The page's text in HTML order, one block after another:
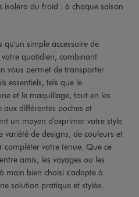
isolera du froid : à chaque saison
qu'un simple accessoire de
quotidien, combinant
vous permet de transporter
essentiels, tels que le
et le maquillage, tout en les
différentes poches et
un moyen d'exprimer votre style
variété de designs, de couleurs et
votre tenue. Que ce
amis, les voyages ou les
main bien choisi s'adapte à
solution pratique et stylée.